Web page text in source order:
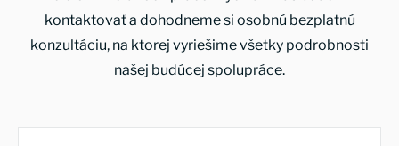
kontaktovať a dohodneme si osobnú bezplatnú
konzultáciu, na ktorej vyriešime všetky podrobnosti
našej budúcej spolupráce.